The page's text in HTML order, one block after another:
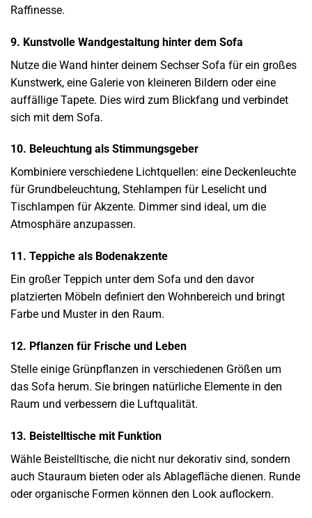
Raffinesse.
9. Kunstvolle Wandgestaltung hinter dem Sofa
Nutze die Wand hinter deinem Sechser Sofa für ein großes
Kunstwerk, eine Galerie von kleineren Bildern oder eine
auffällige Tapete. Dies wird zum Blickfang und verbindet
sich mit dem Sofa.
10. Beleuchtung als Stimmungsgeber
Kombiniere verschiedene Lichtquellen: eine Deckenleuchte
für Grundbeleuchtung, Stehlampen für Leselicht und
Tischlampen für Akzente. Dimmer sind ideal, um die
Atmosphäre anzupassen.
11. Teppiche als Bodenakzente
Ein großer Teppich unter dem Sofa und den davor
platzierten Möbeln definiert den Wohnbereich und bringt
Farbe und Muster in den Raum.
12. Pflanzen für Frische und Leben
Stelle einige Grünpflanzen in verschiedenen Größen um
das Sofa herum. Sie bringen natürliche Elemente in den
Raum und verbessern die Luftqualität.
13. Beistelltische mit Funktion
Wähle Beistelltische, die nicht nur dekorativ sind, sondern
auch Stauraum bieten oder als Ablagefläche dienen. Runde
oder organische Formen können den Look auflockern.